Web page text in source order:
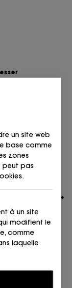
un site web
base comme
zones
peut pas
à un site
modifient le
comme
laquelle